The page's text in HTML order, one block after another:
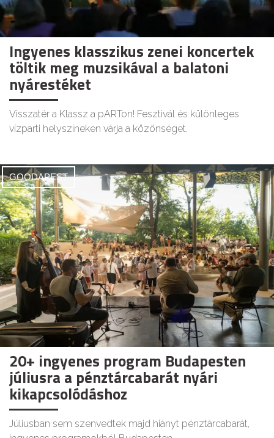
Ingyenes klasszikus zenei koncertek
töltik meg muzsikával a balatoni
nyárestéket
Visszatér a Klassz a pARTon! Fesztivál és különleges
vízparti helyszíneken várja a közönséget.
GOODAPEST
20+ ingyenes program Budapesten
júliusra a pénztárcabarát nyári
kikapcsolódáshoz
Júliusban sem szenvedtek majd hiányt pénztárcabarát,